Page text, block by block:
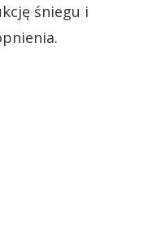
śniegu i